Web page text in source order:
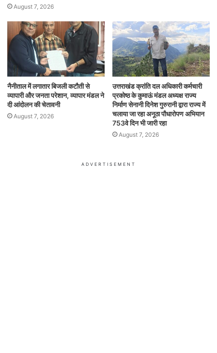
August 7, 2026
नैनीताल में लगातार बिजली कटौती से
व्यापारी और जनता परेशान, व्यापार मंडल ने
दी आंदोलन की चेतावनी
August 7, 2026
उत्तराखंड क्रांति दल अधिकारी कर्मचारी
प्रकोष्ठ के कुमाऊं मंडल अध्यक्ष राज्य
निर्माण सेनानी दिनेश गुरुरानी द्वारा राज्य में
चलाया जा रहा अनूठा पौधारोपण अभियान
753वे दिन भी जारी रहा
August 7, 2026
ADVERTISEMENT